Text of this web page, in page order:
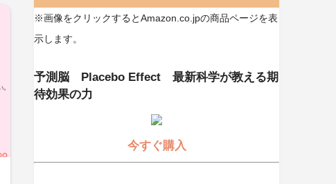
※画像をクリックするとAmazon.co.jpの商品ページを表
示します。
予測脳 Placebo Effect 最新科学が教える期
待効果の力
今すぐ購入